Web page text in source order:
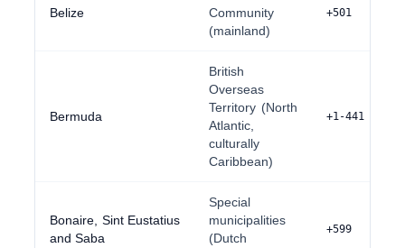
Belize
Community
(mainland)
+501
Bermuda
British
Overseas
Territory (North
Atlantic,
culturally
Caribbean)
+1-441
Bonaire, Sint Eustatius
and Saba
Special
municipalities
(Dutch
+599